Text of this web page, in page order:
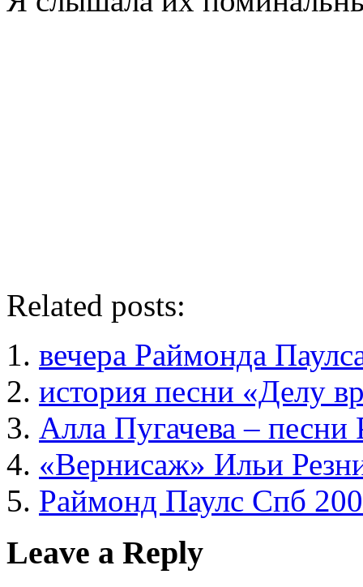
Related posts:
вечера Раймонда
история песни «Делу
Алла Пугачева – песни
«Вернисаж» Ильи
Раймонд Паулс Спб
Leave a Reply